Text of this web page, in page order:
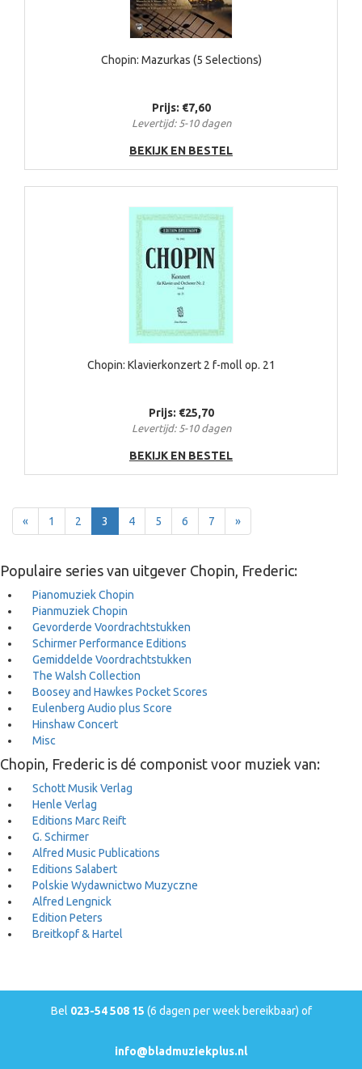
Chopin: Mazurkas (5 Selections)
Prijs: €7,60
Levertijd: 5-10 dagen
BEKIJK EN BESTEL
Chopin: Klavierkonzert 2 f-moll op. 21
Prijs: €25,70
Levertijd: 5-10 dagen
BEKIJK EN BESTEL
«Terug1 2 3 4 5 6 7 »Voor
Populaire series van uitgever Chopin, Frederic:
Pianomuziek Chopin
Pianmuziek Chopin
Gevorderde Voordrachtstukken
Schirmer Performance Editions
Gemiddelde Voordrachtstukken
The Walsh Collection
Boosey and Hawkes Pocket Scores
Eulenberg Audio plus Score
Hinshaw Concert
Misc
Chopin, Frederic is dé componist voor muziek van:
Schott Musik Verlag
Henle Verlag
Editions Marc Reift
G. Schirmer
Alfred Music Publications
Editions Salabert
Polskie Wydawnictwo Muzyczne
Alfred Lengnick
Edition Peters
Breitkopf & Hartel
Bel 023-54 508 15 (6 dagen per week bereikbaar) of
info@bladmuziekplus.nl